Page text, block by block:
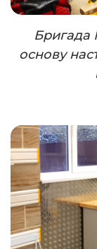
Бригада
основу